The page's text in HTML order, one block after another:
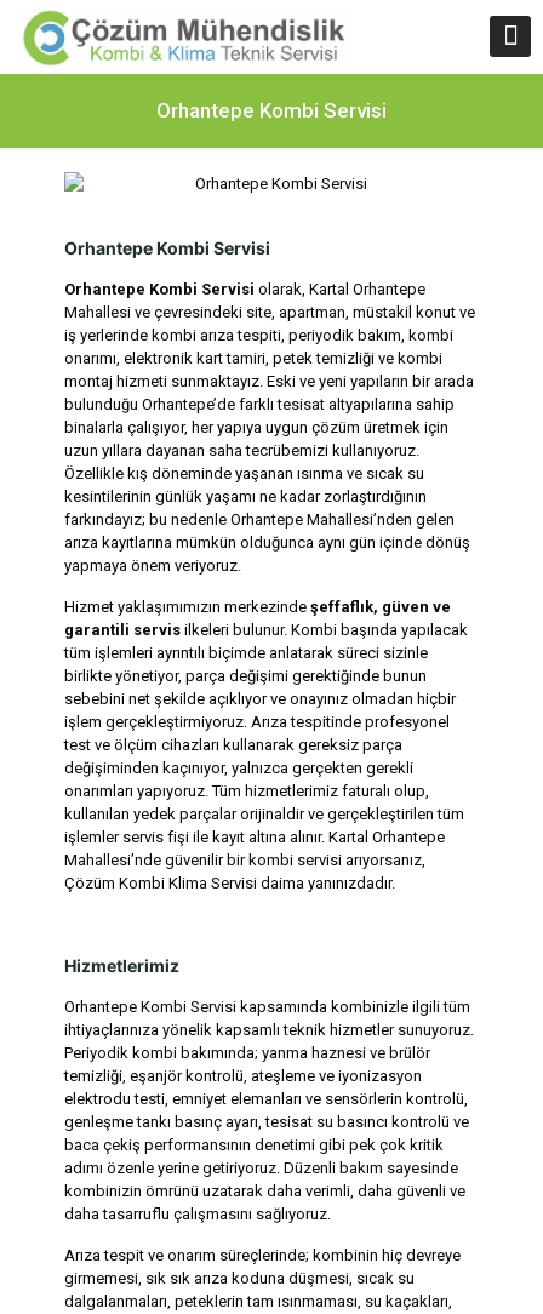
Orhantepe Kombi Servisi
Orhantepe Kombi Servisi
Orhantepe Kombi Servisi olarak, Kartal Orhantepe
Mahallesi ve çevresindeki site, apartman, müstakil konut ve
iş yerlerinde kombi arıza tespiti, periyodik bakım, kombi
onarımı, elektronik kart tamiri, petek temizliği ve kombi
montaj hizmeti sunmaktayız. Eski ve yeni yapıların bir arada
bulunduğu Orhantepe’de farklı tesisat altyapılarına sahip
binalarla çalışıyor, her yapıya uygun çözüm üretmek için
uzun yıllara dayanan saha tecrübemizi kullanıyoruz.
Özellikle kış döneminde yaşanan ısınma ve sıcak su
kesintilerinin günlük yaşamı ne kadar zorlaştırdığının
farkındayız; bu nedenle Orhantepe Mahallesi’nden gelen
arıza kayıtlarına mümkün olduğunca aynı gün içinde dönüş
yapmaya önem veriyoruz.
Hizmet yaklaşımımızın merkezindeşeffaflık, güven ve
garantili servis ilkeleri bulunur. Kombi başında yapılacak
tüm işlemleri ayrıntılı biçimde anlatarak süreci sizinle
birlikte yönetiyor, parça değişimi gerektiğinde bunun
sebebini net şekilde açıklıyor ve onayınız olmadan hiçbir
işlem gerçekleştirmiyoruz. Arıza tespitinde profesyonel
test ve ölçüm cihazları kullanarak gereksiz parça
değişiminden kaçınıyor, yalnızca gerçekten gerekli
onarımları yapıyoruz. Tüm hizmetlerimiz faturalı olup,
kullanılan yedek parçalar orijinaldir ve gerçekleştirilen tüm
işlemler servis fişi ile kayıt altına alınır. Kartal Orhantepe
Mahallesi’nde güvenilir bir kombi servisi arıyorsanız,
Çözüm Kombi Klima Servisi daima yanınızdadır.
Hizmetlerimiz
Orhantepe Kombi Servisi kapsamında kombinizle ilgili tüm
ihtiyaçlarınıza yönelik kapsamlı teknik hizmetler sunuyoruz.
Periyodik kombi bakımında; yanma haznesi ve brülör
temizliği, eşanjör kontrolü, ateşleme ve iyonizasyon
elektrodu testi, emniyet elemanları ve sensörlerin kontrolü,
genleşme tankı basınç ayarı, tesisat su basıncı kontrolü ve
baca çekiş performansının denetimi gibi pek çok kritik
adımı özenle yerine getiriyoruz. Düzenli bakım sayesinde
kombinizin ömrünü uzatarak daha verimli, daha güvenli ve
daha tasarruflu çalışmasını sağlıyoruz.
Arıza tespit ve onarım süreçlerinde; kombinin hiç devreye
girmemesi, sık sık arıza koduna düşmesi, sıcak su
dalgalanmaları, peteklerin tam ısınmaması, su kaçakları,